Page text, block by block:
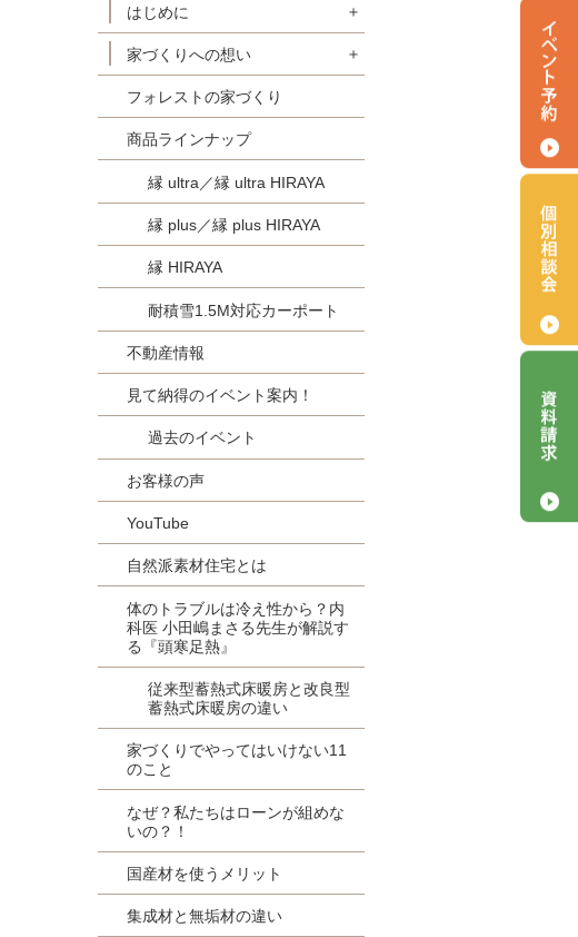
はじめに
初めての方へ
【定価制】 明朗会計FOREST
スタイル
選ばれる『８つ』の理由
家づくりの流れ
フォレスト × SDGs
家づくりへの想い
FORESTの家-理念
FORESTの家-フェアプライス
FORESTの家-地盤保証
FORESTの家-住宅保証とアフ
ターサービス
フォレストの家づくり
商品ラインナップ
縁 ultra／縁 ultra HIRAYA
縁 plus／縁 plus HIRAYA
縁 HIRAYA
耐積雪1.5M対応カーポート
不動産情報
見て納得のイベント案内！
過去のイベント
お客様の声
YouTube
自然派素材住宅とは
体のトラブルは冷え性から？内
科医 小田嶋まさる先生が解説す
る『頭寒足熱』
従来型蓄熱式床暖房と改良型
蓄熱式床暖房の違い
家づくりでやってはいけない11
のこと
なぜ？私たちはローンが組めな
いの？！
国産材を使うメリット
集成材と無垢材の違い